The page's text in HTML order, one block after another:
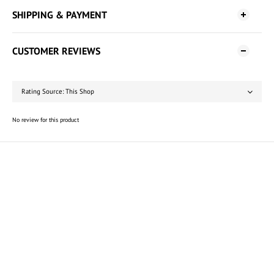
SHIPPING & PAYMENT
CUSTOMER REVIEWS
No review for this product